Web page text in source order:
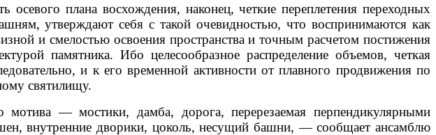
плана восхождения, наконец, четкие переплетения переходных
утверждают себя с такой очевидностью, что воспринимаются как
и смелостью освоения пространства и точным расчетом постижения
памятника. Ибо целесообразное распределение объемов, четкая
и к его временной активности от плавного продвижения по
святилищу.
мотива — мостики, дамба, дорога, перерезаемая перпендикулярными
внутренние дворики, цоколь, несущий башни, — сообщает ансамблю